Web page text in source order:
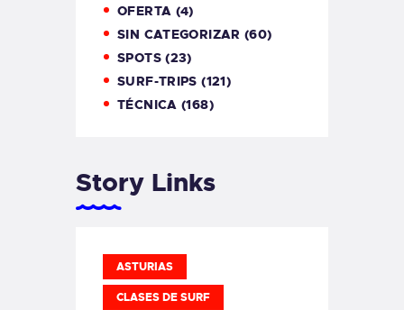
OFERTA (4)
SIN CATEGORIZAR (60)
SPOTS(23)
SURF-TRIPS (121)
TÉCNICA (168)
Story Links
ASTURIAS
CLASES DE SURF